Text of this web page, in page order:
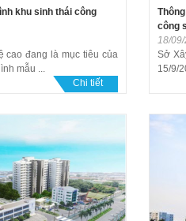
khu sinh thái công
cao đang là mục tiêu của
mẫu ...
Chi tiết
công
18/
Sở
15/9/